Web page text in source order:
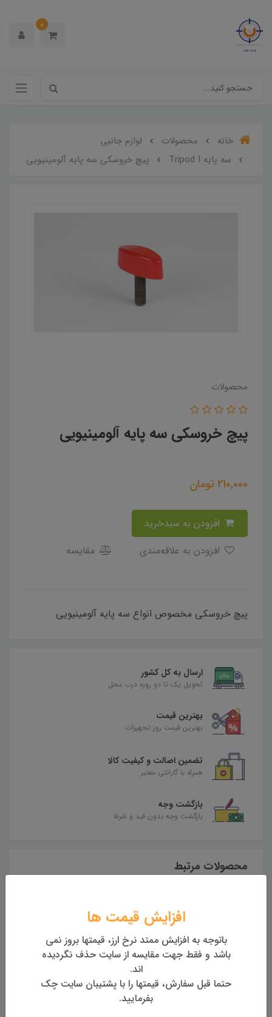
0
خانه محصولات
لوازم جانبی
سه پایه Tripod I
پیچ خروسکی سه پایه آلومینیویی
محصولات
پیچ خروسکی سه پایه آلومینیویی
210,000 تومان
مقایسه
پیچ خروسکی مخصوص انواع سه پایه آلومینیویی
ارسال به کل کشور
تحویل یک تا دو روزه درب محل
بهترین قیمت
بهترین قیمت روز تجهیزات
تضمین اصالت و کیفیت کالا
همراه با گارانتی معتبر
بازگشت وجه
بازگشت وجه بدون قید و شرط
محصولات مرتبط
صفحه سه پایه آلومینیومی
افزایش قیمت ها
باتوجه به افزایش ممتد نرخ ارز، قیمتها بروز نمی
باشد و فقط جهت مقایسه از سایت حذف نگردیده
اند.
حتما قبل سفارش، قیمتها را با پشتیبان سایت چک
بفرمایید.